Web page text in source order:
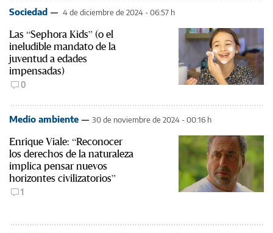
Sociedad 4 de diciembre de 2024 - 06:57 h
Las “Sephora Kids” (o el
ineludible mandato de la
juventud a edades
impensadas)
0
Medio ambiente 30 de noviembre de 2024 - 00:16 h
Enrique Viale: “Reconocer
los derechos de la naturaleza
implica pensar nuevos
horizontes civilizatorios”
1